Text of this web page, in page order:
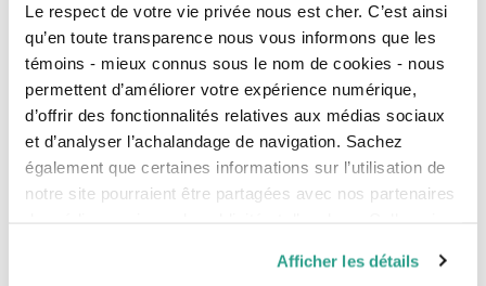
Le respect de votre vie privée nous est cher. C’est ainsi
qu’en toute transparence nous vous informons que les
témoins - mieux connus sous le nom de cookies - nous
permettent d’améliorer votre expérience numérique,
d’offrir des fonctionnalités relatives aux médias sociaux
et d’analyser l’achalandage de navigation. Sachez
également que certaines informations sur l’utilisation de
notre site pourraient être partagées avec nos partenaires
vous leur auriez fournies ou qu’ils auraient collectées lors
Afficher les détails
peuvent être complexes. Vous devrez prendre
plusieurs décisions importantes en matière de
financement et choisir :
le type de prêts hypothécaires
La période d’amortissement
Letermedu prêt
Les taux d’intérêt : fixe ou variable?